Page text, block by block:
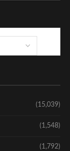
(15,039)
(1,548)
(1,792)